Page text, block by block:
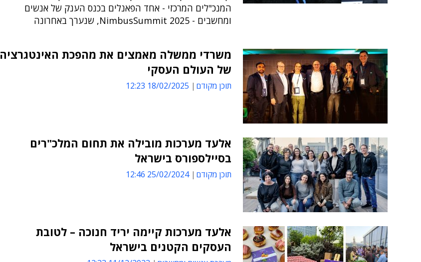
המנכ"לים המרכזי - אחד הפאנלים בכנס הענק של אנשים
ומחשבים - NimbusSummit 2025, שנערך באחרונה
משרדי ממשלה מאמצים את מהפכת האינטגרציה
של העולם העסקי
תוכן מקודם 18/02/2025 12:23
אלעד מערכות מובילה את תחום המלכ"רים
בסיילספורס בישראל
תוכן מקודם 25/02/2024 12:46
אלעד מערכות קיימה יריד חנוכה – לטובת
העסקים הקטנים בישראל